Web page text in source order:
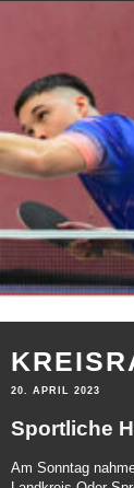
20. APRIL 2023
Sportliche
Am Sonntag